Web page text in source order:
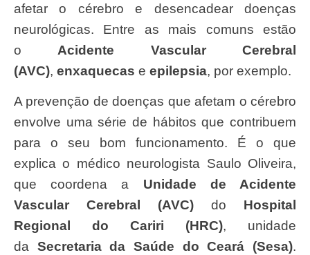
afetar o cérebro e desencadear doenças
neurológicas. Entre as mais comuns estão
o Acidente Vascular Cerebral
(AVC), enxaquecas e epilepsia, por exemplo.
A prevenção de doenças que afetam o cérebro
envolve uma série de hábitos que contribuem
para o seu bom funcionamento. É o que
explica o médico neurologista Saulo Oliveira,
que coordena a Unidade de Acidente
Vascular Cerebral (AVC) do Hospital
Regional do Cariri (HRC), unidade
da Secretaria da Saúde do Ceará (Sesa).